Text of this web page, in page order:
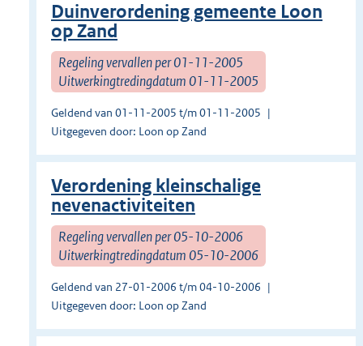
Duinverordening gemeente Loon
op Zand
Regeling vervallen per 01-11-2005
Uitwerkingtredingdatum 01-11-2005
Geldend van 01-11-2005 t/m 01-11-2005
Uitgegeven door: Loon op Zand
Verordening kleinschalige
nevenactiviteiten
Regeling vervallen per 05-10-2006
Uitwerkingtredingdatum 05-10-2006
Geldend van 27-01-2006 t/m 04-10-2006
Uitgegeven door: Loon op Zand